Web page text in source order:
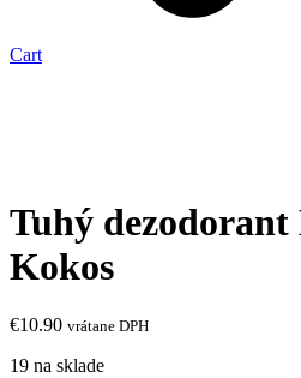
Cart
Tuhý dezodorant
Kokos
€10.90 vrátane DPH
19 na sklade